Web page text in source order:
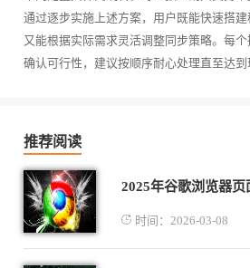
通过逐步实施上述方案，用户既能快速搭建
又能根据实际需求灵活调整同步策略。每
确认可行性，建议按顺序耐心处理直至达到
推荐阅读
时间：2026-03-08